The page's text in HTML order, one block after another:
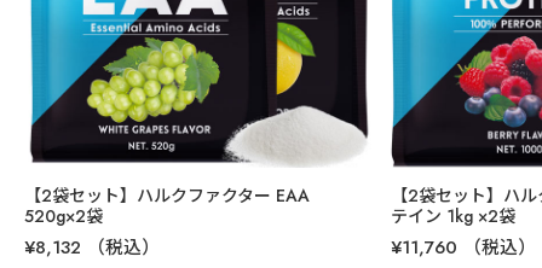
ハルクファクター HMB＋クレアチン
【2袋セット】ハルクファクター EAA
520g×2袋
¥8,132 （税込）
【2袋セット】ハ
テイン 1kg ×2袋
¥11,760 （税込）